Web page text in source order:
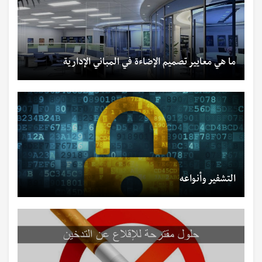
ما هي معايير تصميم الإضاءة في المباني الإدارية
التشفير وأنواعه